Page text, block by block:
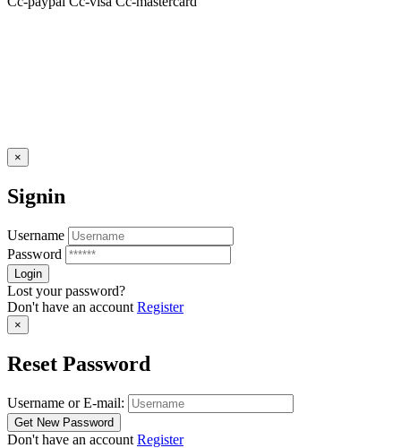
×
Signin
Username
Password
Lost your password?
Don't have an account Register
×
Reset Password
Username or E-mail:
Don't have an account Register